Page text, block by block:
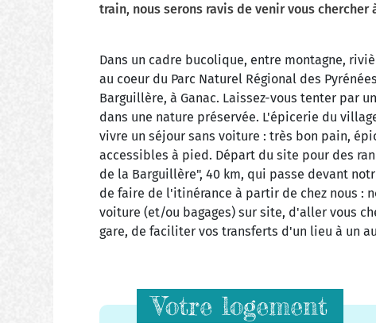
train, nous serons ravis de venir vous chercher
Dans un cadre bucolique, entre montagne,
au coeur du Parc Naturel Régional des
Barguillère, à Ganac. Laissez-vous tenter par
dans une nature préservée. L'épicerie du
vivre un séjour sans voiture : très bon pain,
accessibles à pied. Départ du site pour des
de la Barguillère", 40 km, qui passe devant
de faire de l'itinérance à partir de chez nous :
voiture (et/ou bagages) sur site, d'aller vous
gare, de faciliter vos transferts d'un lieu à un
Votre logement